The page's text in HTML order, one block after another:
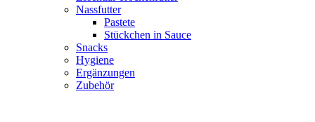
Nassfutter
Pastete
Stückchen in Sauce
Snacks
Hygiene
Ergänzungen
Zubehör